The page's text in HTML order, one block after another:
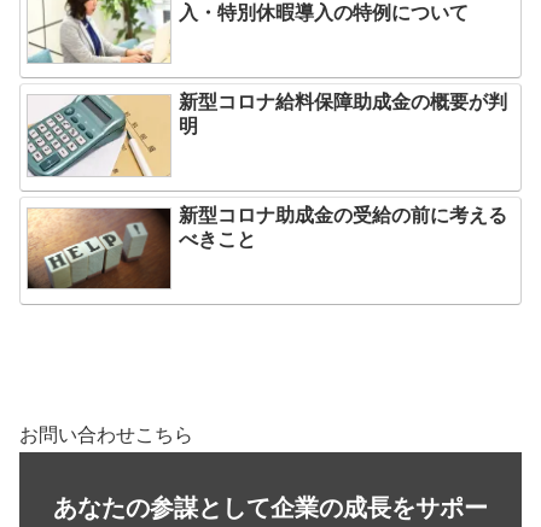
入・特別休暇導入の特例について
新型コロナ給料保障助成金の概要が判
明
新型コロナ助成金の受給の前に考える
べきこと
お問い合わせこちら
あなたの参謀として企業の成長をサポー